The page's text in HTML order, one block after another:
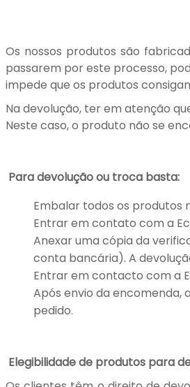
Os nossos produtos são
passarem por este processo,
impede que os produtos
Na devolução, ter em atenção
Neste caso, o produto não se
Para devolução ou troca basta:
Embalar todos os produtos
Entrar em contato com a
Anexar uma cópia da
conta bancária). A
Entrar em contacto com a
Após envio da
pedido.
Elegibilidade de produtos para